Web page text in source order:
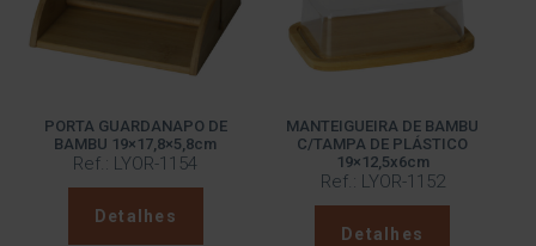
PORTA GUARDANAPO DE
BAMBU 19×17,8×5,8cm
Ref.: LYOR-1154
Detalhes
MANTEIGUEIRA DE BAMBU
C/TAMPA DE PLÁSTICO
19×12,5x6cm
Ref.: LYOR-1152
Detalhes